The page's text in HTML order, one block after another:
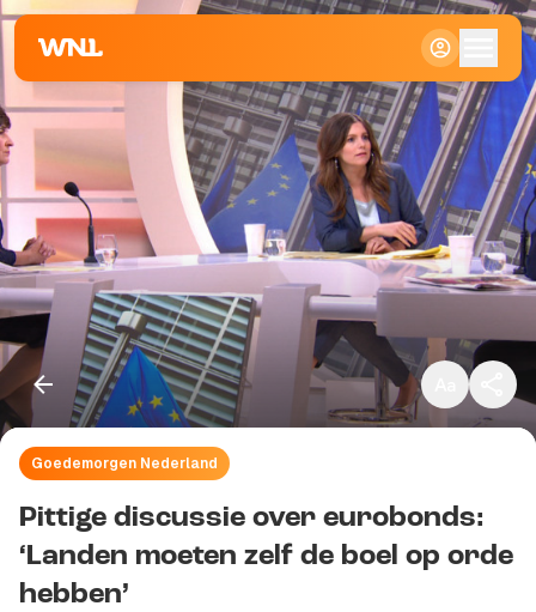
Klein
Standaard
Groot
Goedemorgen Nederland
Pittige discussie over eurobonds:
‘Landen moeten zelf de boel op orde
hebben’